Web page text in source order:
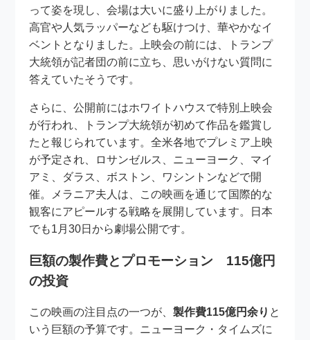
って姿を現し、会場は大いに盛り上がりました。
高官や人気ラッパーなども駆けつけ、華やかなイ
ベントとなりました。上映会の前には、トランプ
大統領が記者団の前に立ち、思いがけない質問に
答えていたそうです。
さらに、公開前にはホワイトハウスで特別上映会
が行われ、トランプ大統領が初めて作品を鑑賞し
たと報じられています。全米各地でプレミア上映
が予定され、ロサンゼルス、ニューヨーク、マイ
アミ、ダラス、ボストン、ワシントンなどで開
催。メラニア夫人は、この映画を通じて国際的な
観客にアピールする戦略を展開しています。日本
でも1月30日から劇場公開です。
巨額の製作費とプロモーション 115億円
の投資
この映画の注目点の一つが、製作費115億円余り と
いう巨額の予算です。ニューヨーク・タイムズに